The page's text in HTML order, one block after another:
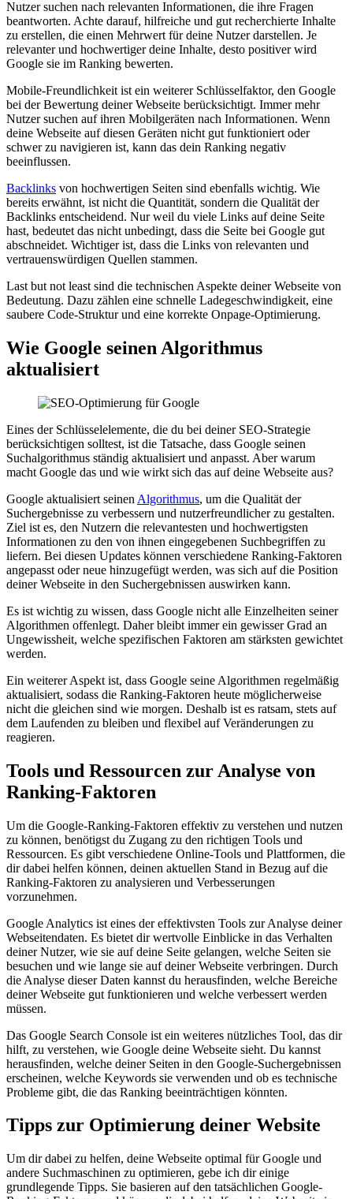
Nutzer suchen nach relevanten Informationen, die ihre Fragen
beantworten. Achte darauf, hilfreiche und gut recherchierte Inhalte
zu erstellen, die einen Mehrwert für deine Nutzer darstellen. Je
relevanter und hochwertiger deine Inhalte, desto positiver wird
Google sie im Ranking bewerten.
Mobile-Freundlichkeit ist ein weiterer Schlüsselfaktor, den Google
bei der Bewertung deiner Webseite berücksichtigt. Immer mehr
Nutzer suchen auf ihren Mobilgeräten nach Informationen. Wenn
deine Webseite auf diesen Geräten nicht gut funktioniert oder
schwer zu navigieren ist, kann das dein Ranking negativ
beeinflussen.
Backlinks von hochwertigen Seiten sind ebenfalls wichtig. Wie
bereits erwähnt, ist nicht die Quantität, sondern die Qualität der
Backlinks entscheidend. Nur weil du viele Links auf deine Seite
hast, bedeutet das nicht unbedingt, dass die Seite bei Google gut
abschneidet. Wichtiger ist, dass die Links von relevanten und
vertrauenswürdigen Quellen stammen.
Last but not least sind die technischen Aspekte deiner Webseite von
Bedeutung. Dazu zählen eine schnelle Ladegeschwindigkeit, eine
saubere Code-Struktur und eine korrekte Onpage-Optimierung.
Wie Google seinen Algorithmus
aktualisiert
Eines der Schlüsselelemente, die du bei deiner SEO-Strategie
berücksichtigen solltest, ist die Tatsache, dass Google seinen
Suchalgorithmus ständig aktualisiert und anpasst. Aber warum
macht Google das und wie wirkt sich das auf deine Webseite aus?
Google aktualisiert seinen Algorithmus, um die Qualität der
Suchergebnisse zu verbessern und nutzerfreundlicher zu gestalten.
Ziel ist es, den Nutzern die relevantesten und hochwertigsten
Informationen zu den von ihnen eingegebenen Suchbegriffen zu
liefern. Bei diesen Updates können verschiedene Ranking-Faktoren
angepasst oder neue hinzugefügt werden, was sich auf die Position
deiner Webseite in den Suchergebnissen auswirken kann.
Es ist wichtig zu wissen, dass Google nicht alle Einzelheiten seiner
Algorithmen offenlegt. Daher bleibt immer ein gewisser Grad an
Ungewissheit, welche spezifischen Faktoren am stärksten gewichtet
werden.
Ein weiterer Aspekt ist, dass Google seine Algorithmen regelmäßig
aktualisiert, sodass die Ranking-Faktoren heute möglicherweise
nicht die gleichen sind wie morgen. Deshalb ist es ratsam, stets auf
dem Laufenden zu bleiben und flexibel auf Veränderungen zu
reagieren.
Tools und Ressourcen zur Analyse von
Ranking-Faktoren
Um die Google-Ranking-Faktoren effektiv zu verstehen und nutzen
zu können, benötigst du Zugang zu den richtigen Tools und
Ressourcen. Es gibt verschiedene Online-Tools und Plattformen, die
dir dabei helfen können, deinen aktuellen Stand in Bezug auf die
Ranking-Faktoren zu analysieren und Verbesserungen
vorzunehmen.
Google Analytics ist eines der effektivsten Tools zur Analyse deiner
Webseitendaten. Es bietet dir wertvolle Einblicke in das Verhalten
deiner Nutzer, wie sie auf deine Seite gelangen, welche Seiten sie
besuchen und wie lange sie auf deiner Webseite verbringen. Durch
die Analyse dieser Daten kannst du herausfinden, welche Bereiche
deiner Webseite gut funktionieren und welche verbessert werden
müssen.
Das Google Search Console ist ein weiteres nützliches Tool, das dir
hilft, zu verstehen, wie Google deine Webseite sieht. Du kannst
herausfinden, welche deiner Seiten in den Google-Suchergebnissen
erscheinen, welche Keywords sie verwenden und ob es technische
Probleme gibt, die das Ranking beeinträchtigen könnten.
Tipps zur Optimierung deiner Website
Um dir dabei zu helfen, deine Webseite optimal für Google und
andere Suchmaschinen zu optimieren, gebe ich dir einige
grundlegende Tipps. Sie basieren auf den tatsächlichen Google-